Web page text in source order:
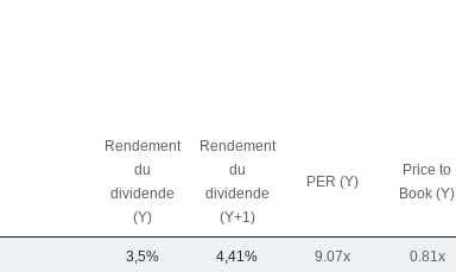
Rendement
du
dividende
(Y)
Rendement
du
dividende
(Y+1)
PER (Y)
Price to
Book (Y)
3,5% 4,41% 9.07x 0.81x